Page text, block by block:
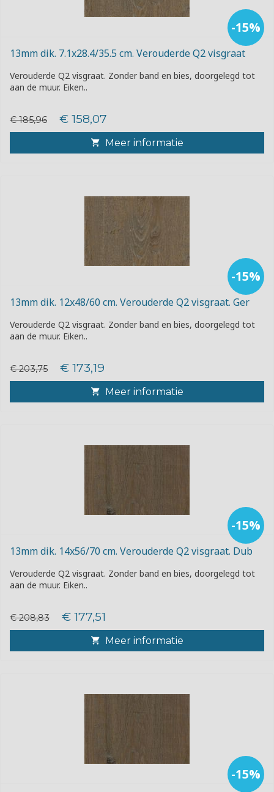
-15%
13mm dik. 7.1x28.4/35.5 cm. Verouderde Q2 visgraat
Verouderde Q2 visgraat. Zonder band en bies, doorgelegd tot
aan de muur. Eiken..
€ 185,96 € 158,07
Meer informatie
-15%
13mm dik. 12x48/60 cm. Verouderde Q2 visgraat. Ger
Verouderde Q2 visgraat. Zonder band en bies, doorgelegd tot
aan de muur. Eiken..
€ 203,75 € 173,19
Meer informatie
-15%
13mm dik. 14x56/70 cm. Verouderde Q2 visgraat. Dub
Verouderde Q2 visgraat. Zonder band en bies, doorgelegd tot
aan de muur. Eiken..
€ 208,83 € 177,51
Meer informatie
-15%